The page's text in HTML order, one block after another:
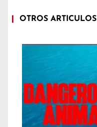
OTROS ARTÍCULOS